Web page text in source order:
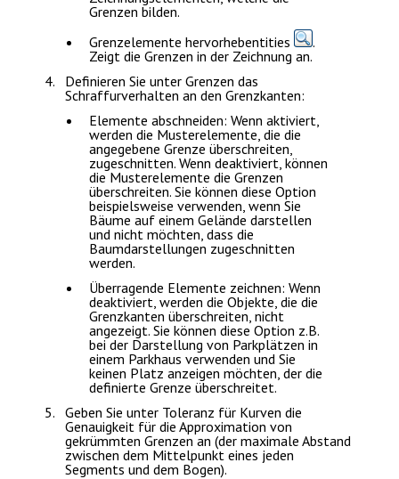
Grenzen bilden.
Grenzelemente hervorhebentities
.
Zeigt die Grenzen in der Zeichnung an.
Definieren Sie unterGrenzen das
Schraffurverhalten an den Grenzkanten:
Elemente abschneiden: Wenn aktiviert,
werden die Musterelemente, die die
angegebene Grenze überschreiten,
zugeschnitten. Wenn deaktiviert, können
die Musterelemente die Grenzen
überschreiten. Sie können diese Option
beispielsweise verwenden, wenn Sie
Bäume auf einem Gelände darstellen
und nicht möchten, dass die
Baumdarstellungen zugeschnitten
werden.
Überragende Elemente zeichnen: Wenn
deaktiviert, werden die Objekte, die die
Grenzkanten überschreiten, nicht
angezeigt. Sie können diese Option z.B.
bei der Darstellung von Parkplätzen in
einem Parkhaus verwenden und Sie
keinen Platz anzeigen möchten, der die
definierte Grenze überschreitet.
Geben Sie unter Toleranz für Kurven die
Genauigkeit für die Approximation von
gekrümmten Grenzen an (der maximale Abstand
zwischen dem Mittelpunkt eines jeden
Segments und dem Bogen).